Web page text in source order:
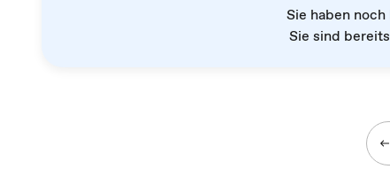
Sie haben
Sie sind